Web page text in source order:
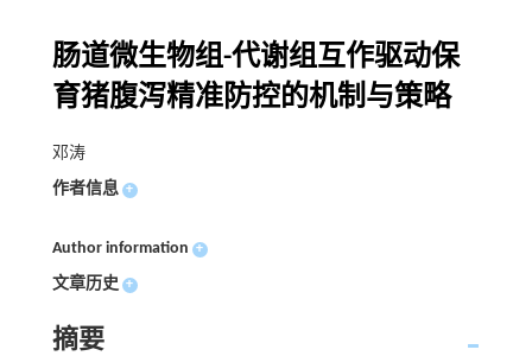
肠道微生物组-代谢组互作驱动保
育猪腹泻精准防控的机制与策略
邓涛
作者信息 +
Author information +
文章历史 +
摘要